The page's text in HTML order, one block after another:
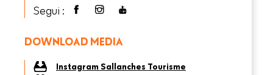
Segui :
DOWNLOAD MEDIA
Instagram Sallanches Tourisme